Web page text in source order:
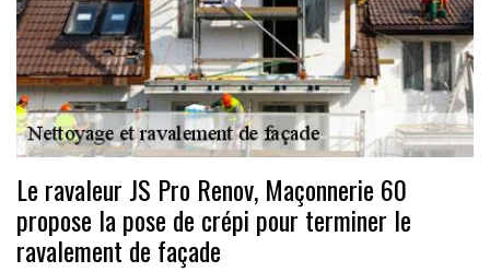
Le ravaleur JS Pro Renov, Maçonnerie 60
propose la pose de crépi pour terminer le
ravalement de façade